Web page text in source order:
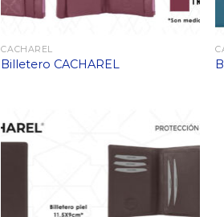
CACHAREL
Billetero CACHAREL